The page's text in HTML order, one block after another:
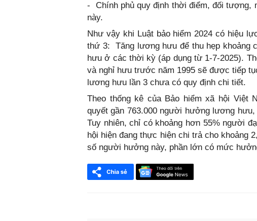
- Chính phủ quy định thời điểm, đối tượng,
này.
Như vậy khi Luật bảo hiểm 2024 có hiệu
thứ 3: Tăng lương hưu để thu hẹp khoảng
hưu ở các thời kỳ (áp dụng từ 1-7-2025).
và nghỉ hưu trước năm 1995 sẽ được tiếp
lương hưu lần 3 chưa có quy định chi tiết.
Theo thống kê của Bảo hiểm xã hội Việt
quyết gần 763.000 người hưởng lương
Tuy nhiên, chỉ có khoảng hơn 55% người
hội hiện đang thực hiện chi trả cho khoảng
số người hưởng này, phần lớn có mức